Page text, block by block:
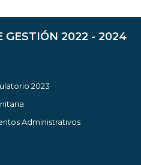
GESTIÓN 2022 - 2024
2023
Administrativos